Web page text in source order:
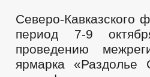
Северо-Кавказского
период 7-9
проведению
ярмарка «Раздолье